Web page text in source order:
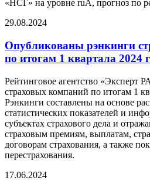
«НСГ» на уровне ruА, прогноз по
29.08.2024
Опубликованы рэнкинги
по итогам 1 квартала 2024
Рейтинговое агентство «Эксперт
страховых компаний по итогам 1
Рэнкинги составлены на основе
статистических показателей и
субъектах страхового дела и
страховым премиям, выплатам,
договорам страхования, а также
перестрахования.
17.06.2024